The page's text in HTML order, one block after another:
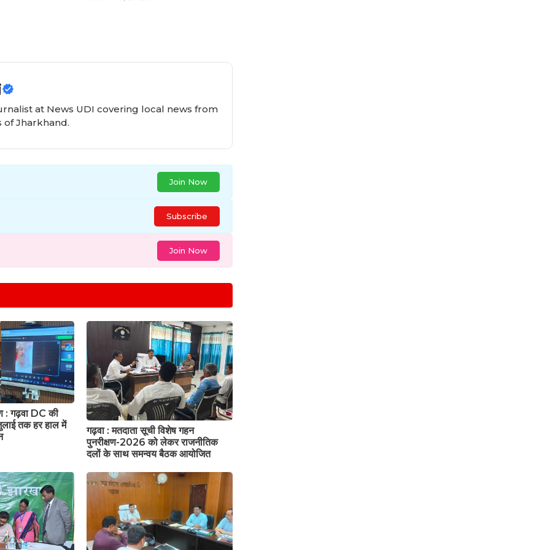
at News UDI covering local news from
of Jharkhand.
Join Now
Subscribe
Join Now
: गढ़वा DC की
तक हर हाल में
गढ़वा : मतदाता सूची विशेष गहन
पुनरीक्षण-2026 को लेकर राजनीतिक
दलों के साथ समन्वय बैठक आयोजित